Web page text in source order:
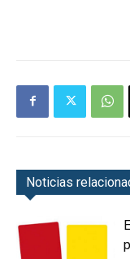
Noticias